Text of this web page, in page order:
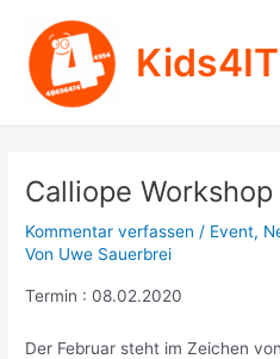
Inhalt
springen
Kids4IT
Calliope Workshop
Kommentar verfassen / Event,
Von Uwe Sauerbrei
Termin : 08.02.2020
Der Februar steht im Zeichen